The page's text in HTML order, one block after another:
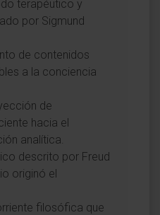
terapéutico y
por Sigmund
de contenidos
a la conciencia
de
hacia el
analítica.
descrito por Freud
originó el
filosófica que